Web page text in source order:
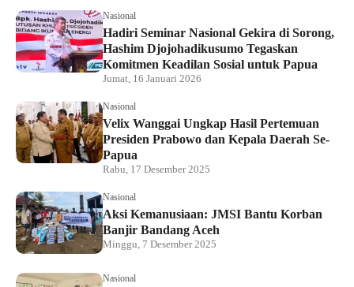
Nasional
Hadiri Seminar Nasional Gekira di Sorong,
Hashim Djojohadikusumo Tegaskan
Komitmen Keadilan Sosial untuk Papua
Jumat, 16 Januari 2026
Nasional
Velix Wanggai Ungkap Hasil Pertemuan
Presiden Prabowo dan Kepala Daerah Se-
Papua
Rabu, 17 Desember 2025
Nasional
Aksi Kemanusiaan: JMSI Bantu Korban
Banjir Bandang Aceh
Minggu, 7 Desember 2025
Nasional